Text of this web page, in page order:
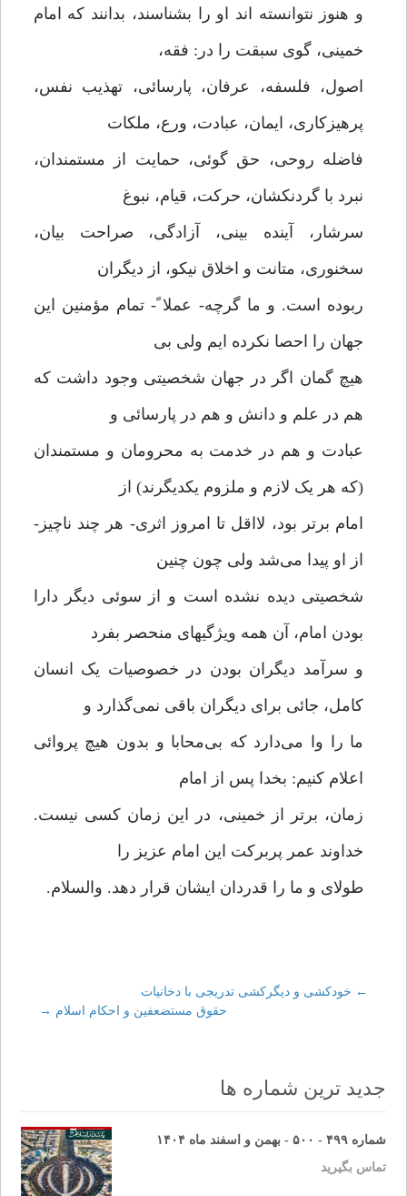
و هنوز نتوانسته اند او را بشناسند، بدانند که امام
خمینی، گوی سبقت را در: فقه،
اصول، فلسفه، عرفان، پارسائی، تهذیب نفس،
پرهیزکاری، ایمان، عبادت، ورع، ملکات
فاضله روحی، حق گوئی، حمایت از مستمندان،
نبرد با گردنکشان، حرکت، قیام، نبوغ
سرشار، آینده بینی، آزادگی، صراحت بیان،
سخنوری، متانت و اخلاق نیکو، از دیگران
ربوده است. و ما گرچه- عملا ً- تمام مؤمنین این
جهان را احصا نکرده ایم ولی بی‌
هیچ گمان اگر در جهان شخصیتی وجود داشت که
هم در علم و دانش و هم در پارسائی و
عبادت و هم در خدمت به محرومان و مستمندان
(که هر یک لازم و ملزوم یکدیگرند) از
امام برتر بود، لااقل تا امروز اثری- هر چند ناچیز-
از او پیدا می‌شد ولی چون چنین
شخصیتی دیده نشده است و از سوئی دیگر دارا
بودن امام، آن همه ویژگیهای منحصر بفرد
و سرآمد دیگران بودن در خصوصیات یک انسان
کامل، جائی برای دیگران باقی نمی‌گذارد و
ما را وا می‌دارد که بی‌محابا و بدون هیچ پروائی
اعلام کنیم: بخدا پس از امام
زمان، برتر از خمینی، در این زمان کسی نیست.
خداوند عمر پربرکت این امام عزیز را
طولای و ما را قدردان ایشان قرار دهد. والسلام.
Post
← خودکشی و دیگرکشی تدریجی با دخانیات
حقوق مستضعفین و احکام اسلام →
جدید ترین شماره ها
شماره ۴۹۹ - ۵۰۰ - بهمن و اسفند ماه ۱۴۰۴
تماس بگیرید